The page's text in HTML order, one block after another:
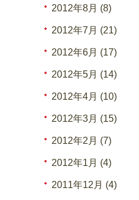
2012年8月 (8)
2012年7月 (21)
2012年6月 (17)
2012年5月 (14)
2012年4月 (10)
2012年3月 (15)
2012年2月 (7)
2012年1月 (4)
2011年12月 (4)